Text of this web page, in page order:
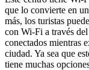
que lo convierte en
más, los turistas
con Wi-Fi a través
conectados mientras
ciudad. Ya sea que
tiene muchas